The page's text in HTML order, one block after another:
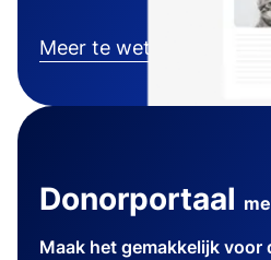
Meer te weten komen
Donorportaal
Maak het gemakkelijk voor